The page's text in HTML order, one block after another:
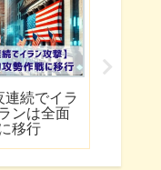
連続でイラ
ンは全面
移行